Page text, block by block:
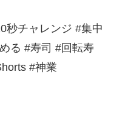
秒チャレンジ #集中
る #寿司 #回転寿
#神業